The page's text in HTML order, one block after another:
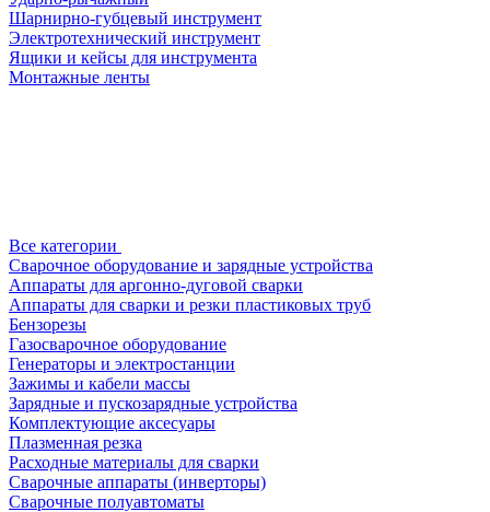
Шарнирно-губцевый инструмент
Электротехнический инструмент
Ящики и кейсы для инструмента
Монтажные ленты
Все категории
Сварочное оборудование и зарядные устройства
Аппараты для аргонно-дуговой сварки
Аппараты для сварки и резки пластиковых труб
Бензорезы
Газосварочное оборудование
Генераторы и электростанции
Зажимы и кабели массы
Зарядные и пускозарядные устройства
Комплектующие аксесуары
Плазменная резка
Расходные материалы для сварки
Сварочные аппараты (инверторы)
Сварочные полуавтоматы